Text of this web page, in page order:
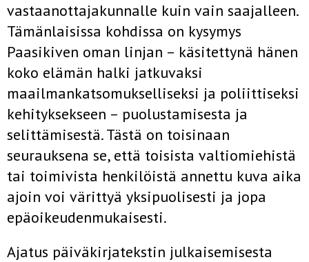
vastaanottajakunnalle kuin vain saajalleen.
Tämänlaisissa kohdissa on kysymys
Paasikiven oman linjan – käsitettynä hänen
koko elämän halki jatkuvaksi
maailmankatsomukselliseksi ja poliittiseksi
kehityksekseen – puolustamisesta ja
selittämisestä. Tästä on toisinaan
seurauksena se, että toisista valtiomiehistä
tai toimivista henkilöistä annettu kuva aika
ajoin voi värittyä yksipuolisesti ja jopa
epäoikeudenmukaisesti.
Ajatus päiväkirjatekstin julkaisemisesta